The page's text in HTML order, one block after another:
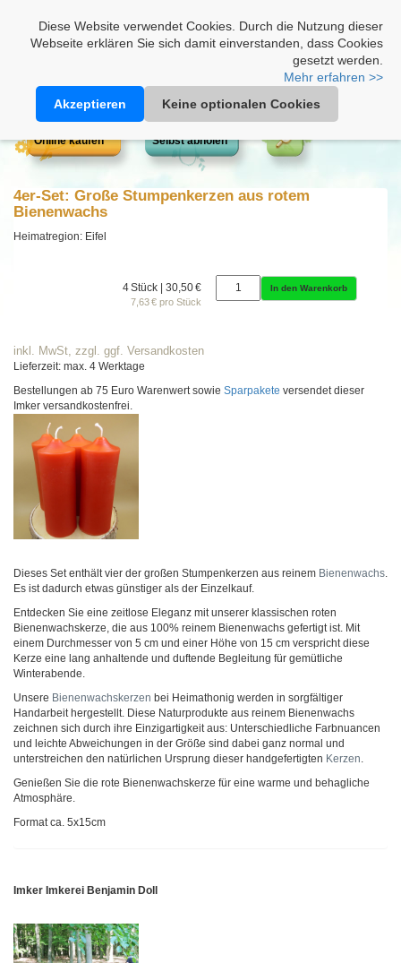
Diese Website verwendet Cookies. Durch die Nutzung dieser
Webseite erklären Sie sich damit einverstanden, dass Cookies
gesetzt werden.
Mehr erfahren >>
Akzeptieren
Keine optionalen Cookies
Online kaufen Selbst abholen
4er-Set: Große Stumpenkerzen aus rotem
Bienenwachs
Heimatregion: Eifel
4 Stück | 30,50 €
7,63 € pro Stück
In den Warenkorb
inkl. MwSt, zzgl. ggf. Versandkosten
Lieferzeit: max. 4 Werktage
Bestellungen ab 75 Euro Warenwert sowie Sparpakete versendet dieser
Imker versandkostenfrei.
Dieses Set enthält vier der großen Stumpenkerzen aus reinem Bienenwachs.
Es ist dadurch etwas günstiger als der Einzelkauf.
Entdecken Sie eine zeitlose Eleganz mit unserer klassischen roten
Bienenwachskerze, die aus 100% reinem Bienenwachs gefertigt ist. Mit
einem Durchmesser von 5 cm und einer Höhe von 15 cm verspricht diese
Kerze eine lang anhaltende und duftende Begleitung für gemütliche
Winterabende.
Unsere Bienenwachskerzen bei Heimathonig werden in sorgfältiger
Handarbeit hergestellt. Diese Naturprodukte aus reinem Bienenwachs
zeichnen sich durch ihre Einzigartigkeit aus: Unterschiedliche Farbnuancen
und leichte Abweichungen in der Größe sind dabei ganz normal und
unterstreichen den natürlichen Ursprung dieser handgefertigten Kerzen.
Genießen Sie die rote Bienenwachskerze für eine warme und behagliche
Atmosphäre.
Format ca. 5x15cm
Imker Imkerei Benjamin Doll